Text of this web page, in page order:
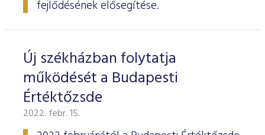
fejlődésének elősegítése.
Új székházban folytatja
működését a Budapesti
Értéktőzsde
2022. febr. 15.